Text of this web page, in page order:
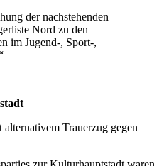
der nachstehenden
Nord zu den
im Jugend-, Sport-,
Trauerzug gegen